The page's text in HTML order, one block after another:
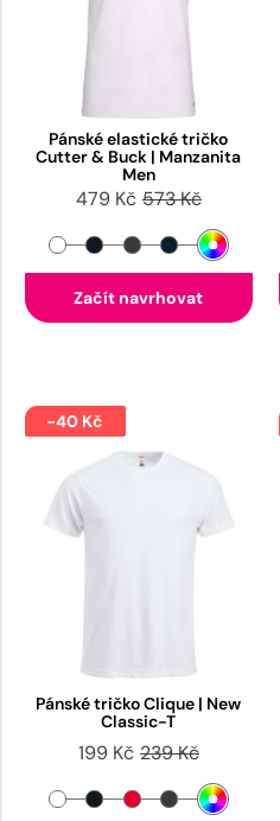
Pánské elastické tričko
Cutter & Buck | Manzanita
Men
479 Kč 573 Kč
Začít navrhovat
-40 Kč
Pánské tričko Clique | New
Classic-T
199 Kč 239 Kč